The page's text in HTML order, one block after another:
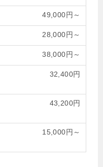
49,000円～
28,000円～
38,000円～
32,400円
43,200円
15,000円～